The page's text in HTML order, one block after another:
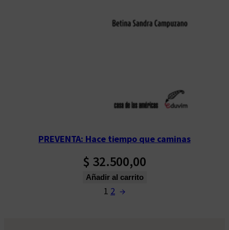
PREVENTA: Hace tiempo que caminas
$ 32.500,00
Añadir al carrito
1 2 →